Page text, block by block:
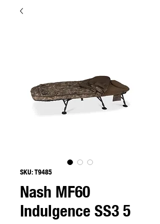
SKU: T9485
Nash MF60
Indulgence SS3 5